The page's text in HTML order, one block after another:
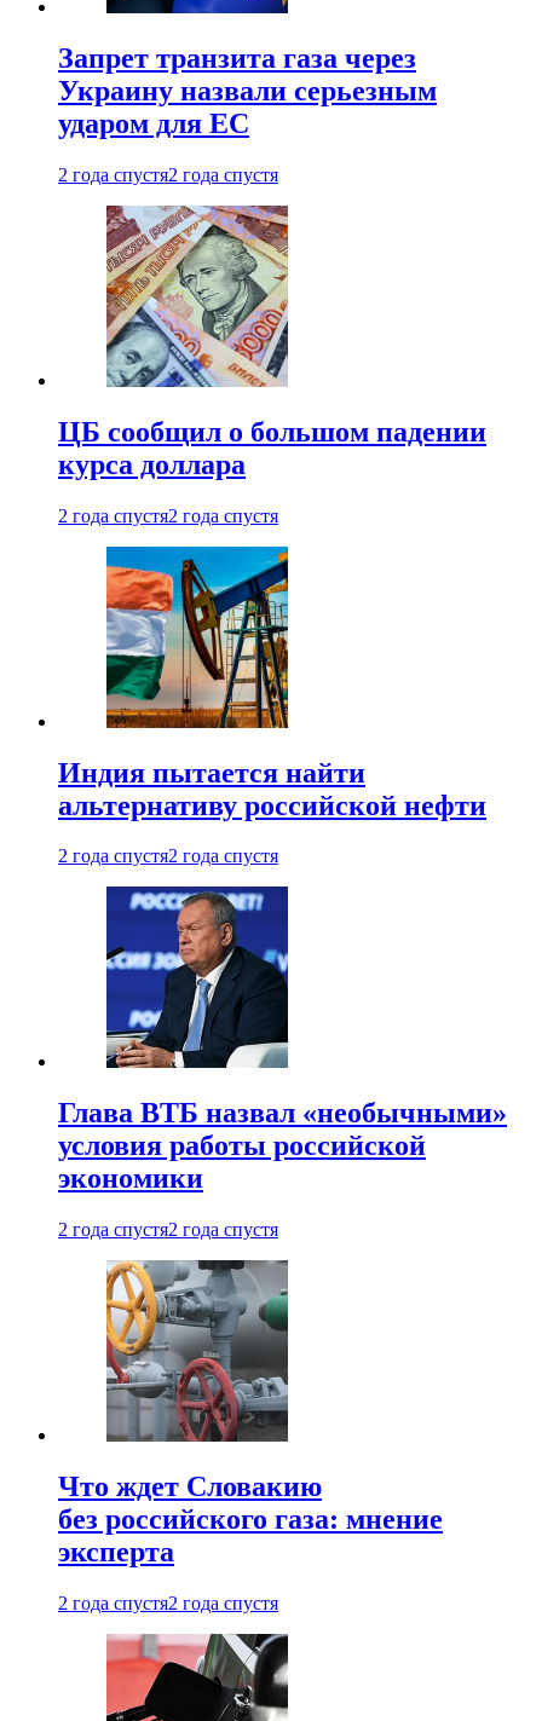
Запрет транзита газа через
Украину назвали серьезным
ударом для ЕС
2 года спустя2 года спустя
ЦБ сообщил о большом падении
курса доллара
2 года спустя2 года спустя
Индия пытается найти
альтернативу российской нефти
2 года спустя2 года спустя
Глава ВТБ назвал «необычными»
условия работы российской
экономики
2 года спустя2 года спустя
Что ждет Словакию
без российского газа: мнение
эксперта
2 года спустя2 года спустя